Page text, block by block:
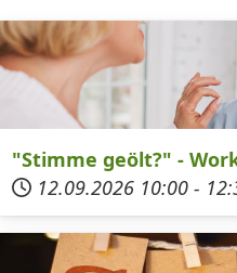
"Stimme geölt?" -
12.09.2026 10:00 -